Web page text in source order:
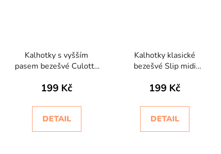
Kalhotky s vyšším
pasem bezešvé Culotte
199 Kč
DETAIL
Kalhotky klasické
bezešvé Slip midi
199 Kč
DETAIL